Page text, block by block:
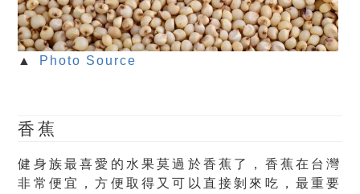
▲ Photo Source
香蕉
健身族最喜愛的水果莫過於香蕉了，香蕉在台灣
非常便宜，方便取得又可以直接剝來吃，最重要